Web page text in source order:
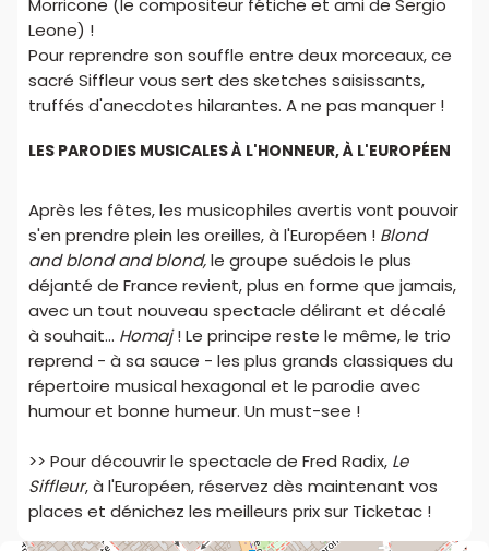
Morricone (le compositeur fétiche et ami de Sergio
Leone) !
Pour reprendre son souffle entre deux morceaux, ce
sacré Siffleur vous sert des sketches saisissants,
truffés d'anecdotes hilarantes. A ne pas manquer !
LES PARODIES MUSICALES À L'HONNEUR, À L'EUROPÉEN
Après les fêtes, les musicophiles avertis vont pouvoir
s'en prendre plein les oreilles, à l'Européen ! Blond
and blond and blond,le groupe suédois le plus
déjanté de France revient, plus en forme que jamais,
avec un tout nouveau spectacle délirant et décalé
à souhait... Homaj! Le principe reste le même, le trio
reprend - à sa sauce - les plus grands classiques du
répertoire musical hexagonal et le parodie avec
humour et bonne humeur. Un must-see !
>> Pour découvrir le spectacle de Fred Radix, Le
Siffleur, à l'Européen, réservez dès maintenant vos
places et dénichez les meilleurs prix sur Ticketac !